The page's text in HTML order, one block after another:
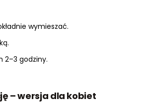
wymieszać.
2–3 godziny.
– wersja dla kobiet